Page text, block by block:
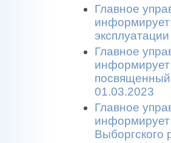
Главное
Главное
01.03.2023
Главное
Выборгского